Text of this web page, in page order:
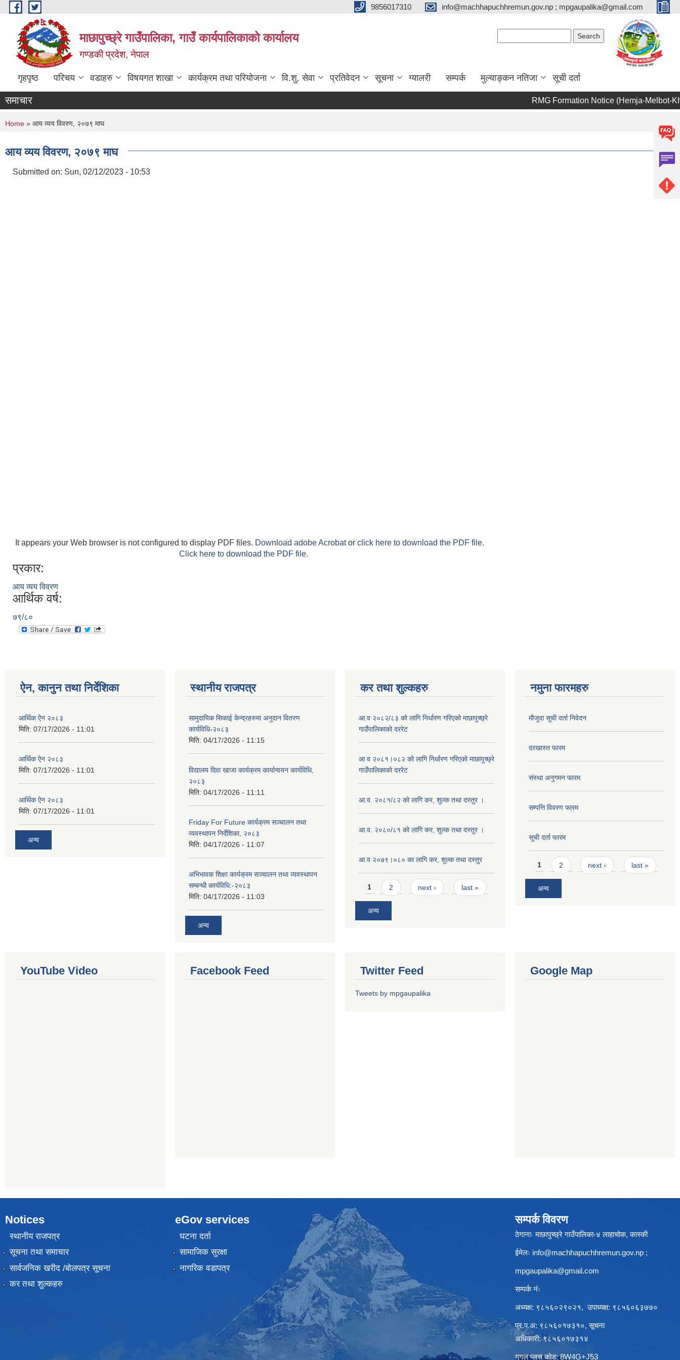
Skip to main content 9856017310 info@machhapuchhremun.gov.np ; mpgaupalika@gmail.com
माछापुच्छ्रे गाउँपालिका, गाउँ कार्यपालिकाको कार्यालय
गण्डकी प्रदेश, नेपाल
गृहपृष्ठ परिचय वडाहरु विषयगत शाखा कार्यक्रम तथा परियोजना वि.शु. सेवा प्रतिवेदन सूचना ग्यालरी सम्पर्क मुल्याङ्कन नतिजा सूची दर्ता
समाचार RMG Formation Notice (Hemja-Melbot-
You are here
Home » आय व्यय विवरण, २०७९ माघ
आय व्यय विवरण, २०७९ माघ
Submitted on: Sun, 02/12/2023 - 10:53
It appears your Web browser is not configured to display PDF files. Download adobe Acrobator click here to download the PDF file.
Click here to download the PDF file.
प्रकार:
आय व्यय विवरण
आर्थिक वर्ष:
७९/८०
ऐन, कानुन तथा निर्देशिका
आर्थिक ऐन २०८३
मिति: 07/17/2026 - 11:01
आर्थिक ऐन २०८३
मिति: 07/17/2026 - 11:01
आर्थिक ऐन २०८३
मिति: 07/17/2026 - 11:01
अन्य
स्थानीय राजपत्र
सामुदायिक सिकाई केन्द्रहरुमा अनुदान वितरण
कार्यविधि-२०८३
मिति: 04/17/2026 - 11:15
विद्यालय दिवा खाजा कार्यक्रम कार्यान्वयन कार्यविधि,
२०८३
मिति: 04/17/2026 - 11:11
Friday For Future कार्यक्रम सञ्चालन तथा
व्यवस्थापन निर्देशिका, २०८३
मिति: 04/17/2026 - 11:07
अभिभावक शिक्षा कार्यक्रम सञ्चालन तथा व्यवस्थापन
सम्बन्धी कार्यविधि:-२०८३
मिति: 04/17/2026 - 11:03
अन्य
कर तथा शुल्कहरु
आ.व २०८२/८३ को लागि निर्धारण गरिएको माछापुच्छ्रे
गाउँपालिकाको दररेट
आ व २०८१।०८२ को लागि निर्धारण गरिएको माछापुच्छ्रे
गाउँपालिकाको दररेट
आ.व. २०८१/८२ को लागि कर, शुल्क तथा दस्तुर ।
आ.व. २०८०/८१ को लागि कर, शुल्क तथा दस्तुर ।
आ.व २०७९।०८० का लागि कर, शुल्क तथा दस्तुर
Pages
1 2 next › last »
अन्य
नमुना फारमहरु
मौजुदा सूची दर्ता निवेदन
दरखास्त फारम
संस्था अनुगमन फारम
सम्पत्ति विवरण फारम
सूची दर्ता फारम
Pages
1 2 next › last »
अन्य
YouTube Video Facebook Feed Twitter Feed
Tweets by mpgaupalika
Google Map
Notices
स्थानीय राजपत्र
सूचना तथा समाचार
सार्वजनिक खरीद /बोलपत्र सूचना
कर तथा शुल्कहरु
eGov services
घटना दर्ता
सामाजिक सुरक्षा
नागरिक वडापत्र
सम्पर्क विवरण
ठेगानाः माछापुच्छ्रे गाउँपालिका-४ लाहाचोक, कास्की
ईमेलः info@machhapuchhremun.gov.np ;
mpgaupalika@gmail.com
सम्पर्क नंः
अध्यक्ष: ९८५६०२९०२१, उपाध्यक्ष: ९८५६०६३७७०
प्र.प.अ: ९८५६०१७३१०, सूचना
अधिकारी: ९८५६०१७३१४
गुगल प्लस कोड: 8W4G+J53